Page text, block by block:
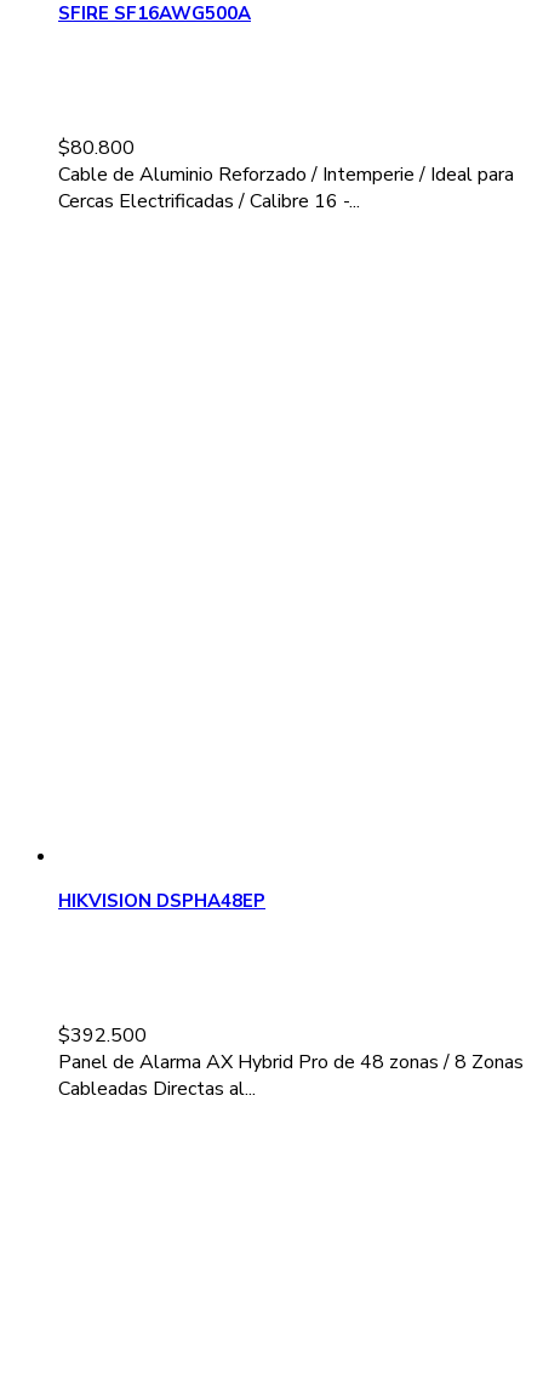
SFIRE SF16AWG500A
$80.800
Cable de Aluminio Reforzado / Intemperie / Ideal para
Cercas Electrificadas / Calibre 16 -...
HIKVISION DSPHA48EP
$392.500
Panel de Alarma AX Hybrid Pro de 48 zonas / 8 Zonas
Cableadas Directas al...